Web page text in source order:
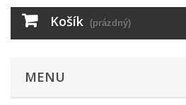
Košík (prázdný)
MENU